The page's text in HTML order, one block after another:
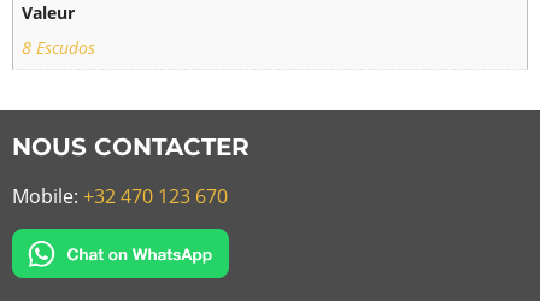
Valeur
8 Escudos
NOUS CONTACTER
Mobile: +32 470 123 670